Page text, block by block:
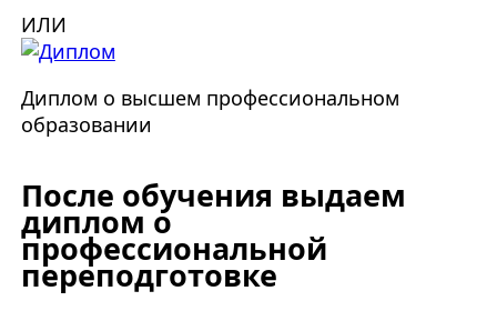
ИЛИ
Диплом о высшем профессиональном
образовании
После обучения выдаем
диплом о
профессиональной
переподготовке